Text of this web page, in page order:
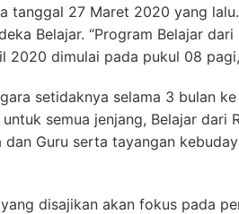
tanggal 27 Maret 2020 yang
Belajar. “Program Belajar dari
2020 dimulai pada pukul 08
setidaknya selama 3 bulan ke
semua jenjang, Belajar dari
Guru serta tayangan
disajikan akan fokus pada